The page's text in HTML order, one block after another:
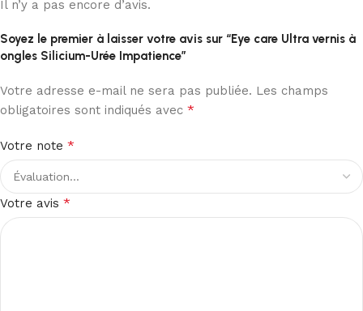
Il n’y a pas encore d’avis.
Soyez le premier à laisser votre avis sur “Eye care Ultra vernis à
ongles Silicium-Urée Impatience”
Votre adresse e-mail ne sera pas publiée. Les champs
obligatoires sont indiqués avec *
Votre note *
Votre avis *